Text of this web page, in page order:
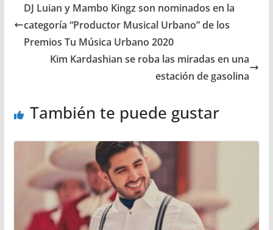
DJ Luian y Mambo Kingz son nominados en la
categoría “Productor Musical Urbano” de los
Premios Tu Música Urbano 2020
Kim Kardashian se roba las miradas en una
estación de gasolina
También te puede gustar